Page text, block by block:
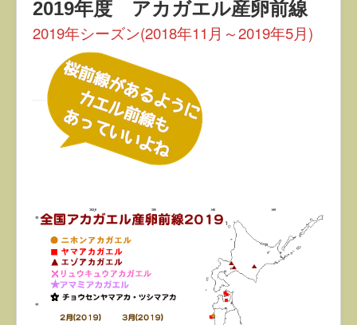
ン
を
切
替
2019年度 アカガエル産卵前線
2019年シーズン(2018年11月～2019年5月)